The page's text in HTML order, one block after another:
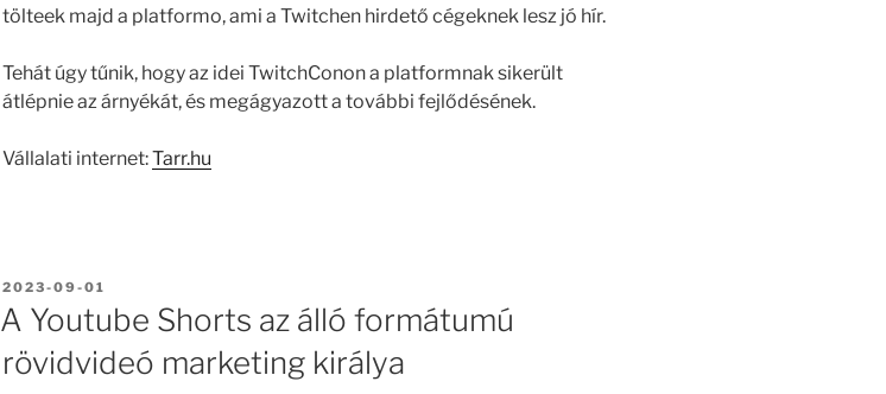
tölteek majd a platformo, ami a Twitchen hirdető cégeknek lesz jó hír.
Tehát úgy tűnik, hogy az idei TwitchConon a platformnak sikerült
átlépnie az árnyékát, és megágyazott a további fejlődésének.
Vállalati internet:Tarr.hu
BEKÜLDVE:
2023-09-01
A Youtube Shorts az álló formátumú
rövidvideó marketing királya